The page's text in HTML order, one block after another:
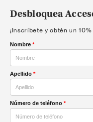
Desbloquea
¡Inscríbete y obtén un
Nombre *
Apellido *
Número de teléfono *